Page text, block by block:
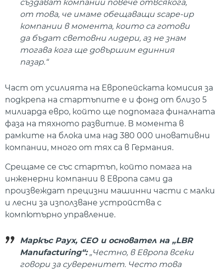
създават компании повече отвсякога,
от това, че имаме обещаващи scape-up
компании в момента, които са готови
да бъдат световни лидери, аз не знам
тогава кога ще довършим единния
пазар.“
Част от усилията на Европейската комисия за
подкрепа на стартъпите е и фонд от близо 5
милиарда евро, който ще подпомага финалната
фаза на тяхното развитие. В момента в
рамките на блока има над 380 000 иновативни
компании, много от тях са в Германия.
Срещаме се със стартъп, който помага на
инженерни компании в Европа сами да
произвеждат прецизни машинни части с малки
и лесни за използване устройства с
компютърно управление.
Маркъс Раух, CEO и основател на „LBR
Manufacturing“:„Честно, в Европа всеки
говори за суверенитет. Често това